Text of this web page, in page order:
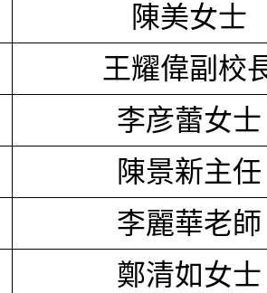
陳美女士
王耀偉副校
李彦蕾女士
陳景新主任
李麗華老師
鄭清如女士